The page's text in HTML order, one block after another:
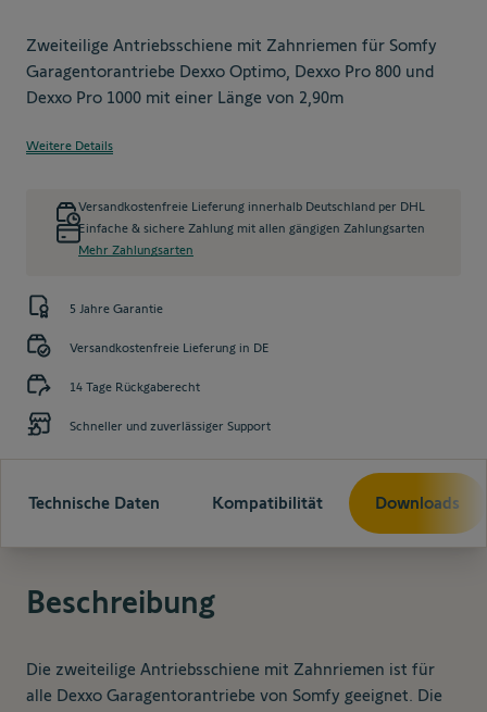
Zweiteilige Antriebsschiene mit Zahnriemen für Somfy
Garagentorantriebe Dexxo Optimo, Dexxo Pro 800 und
Dexxo Pro 1000 mit einer Länge von 2,90m
Weitere Details
Versandkostenfreie Lieferung innerhalb Deutschland per DHL
Einfache & sichere Zahlung mit allen gängigen Zahlungsarten
Mehr Zahlungsarten
5 Jahre Garantie
Versandkostenfreie Lieferung in DE
14 Tage Rückgaberecht
Schneller und zuverlässiger Support
Technische Daten Kompatibilität Downloads
Beschreibung
Die zweiteilige Antriebsschiene mit Zahnriemen ist für
alle Dexxo Garagentorantriebe von Somfy geeignet. Die